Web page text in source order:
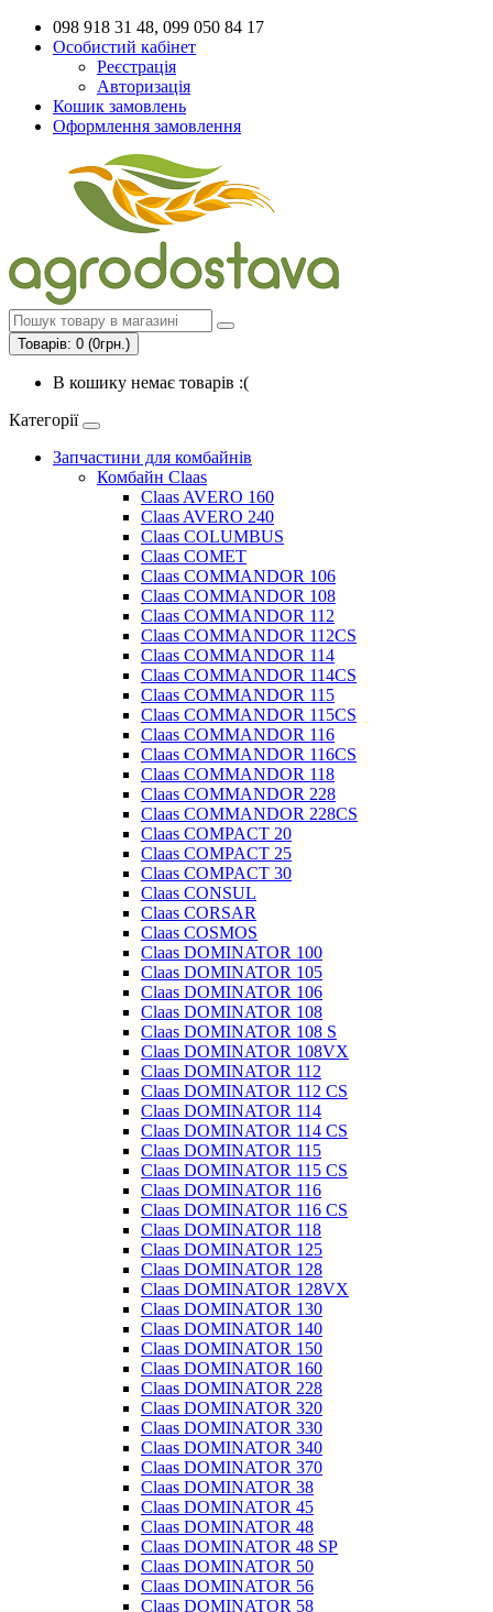
098 918 31 48, 099 050 84 17
Особистий кабінет
Реєстрація
Авторизація
Кошик замовлень
Оформлення замовлення
Товарів: 0 (0грн.)
В кошику немає товарів :(
Категорії
Запчастини для комбайнів
Комбайн Claas
Claas AVERO 160
Claas AVERO 240
Claas COLUMBUS
Claas COMET
Claas COMMANDOR 106
Claas COMMANDOR 108
Claas COMMANDOR 112
Claas COMMANDOR 112CS
Claas COMMANDOR 114
Claas COMMANDOR 114CS
Claas COMMANDOR 115
Claas COMMANDOR 115CS
Claas COMMANDOR 116
Claas COMMANDOR 116CS
Claas COMMANDOR 118
Claas COMMANDOR 228
Claas COMMANDOR 228CS
Claas COMPACT 20
Claas COMPACT 25
Claas COMPACT 30
Claas CONSUL
Claas CORSAR
Claas COSMOS
Claas DOMINATOR 100
Claas DOMINATOR 105
Claas DOMINATOR 106
Claas DOMINATOR 108
Claas DOMINATOR 108 S
Claas DOMINATOR 108VX
Claas DOMINATOR 112
Claas DOMINATOR 112 CS
Claas DOMINATOR 114
Claas DOMINATOR 114 CS
Claas DOMINATOR 115
Claas DOMINATOR 115 CS
Claas DOMINATOR 116
Claas DOMINATOR 116 CS
Claas DOMINATOR 118
Claas DOMINATOR 125
Claas DOMINATOR 128
Claas DOMINATOR 128VX
Claas DOMINATOR 130
Claas DOMINATOR 140
Claas DOMINATOR 150
Claas DOMINATOR 160
Claas DOMINATOR 228
Claas DOMINATOR 320
Claas DOMINATOR 330
Claas DOMINATOR 340
Claas DOMINATOR 370
Claas DOMINATOR 38
Claas DOMINATOR 45
Claas DOMINATOR 48
Claas DOMINATOR 48 SP
Claas DOMINATOR 50
Claas DOMINATOR 56
Claas DOMINATOR 58